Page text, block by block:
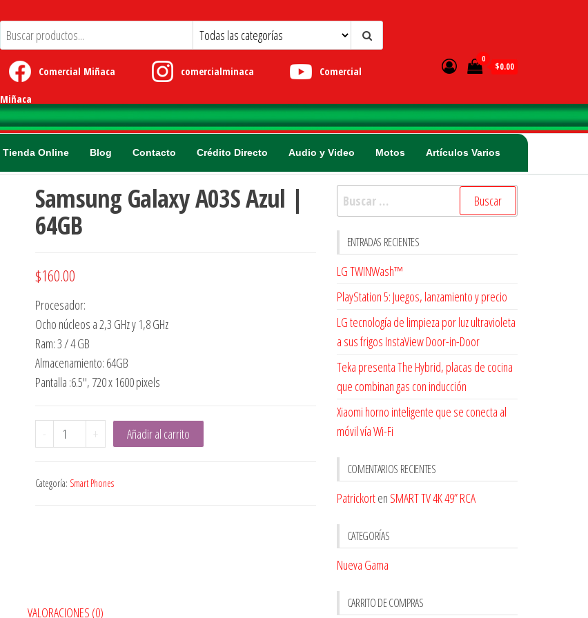
Comercial Miñaca comercialminaca Comercial
Miñaca
0
$0.00
Tienda Online Blog Contacto Crédito Directo Audio y Video Motos Artículos Varios
Samsung Galaxy A03S Azul |
64GB
$160.00
Procesador:
Ocho núcleos a 2,3 GHz y 1,8 GHz
Ram: 3 / 4 GB
Almacenamiento: 64GB
Pantalla :6.5″, 720 x 1600 pixels
-
Samsung
Galaxy
Azul
+ Añadir al carrito
Categoría: Smart Phones
VALORACIONES (0)
Buscar:
ENTRADAS RECIENTES
LG TWINWash™
PlayStation 5: Juegos, lanzamiento y precio
LG tecnología de limpieza por luz ultravioleta
a sus frigos InstaView Door-in-Door
Teka presenta The Hybrid, placas de cocina
que combinan gas con inducción
Xiaomi horno inteligente que se conecta al
móvil vía Wi-Fi
COMENTARIOS RECIENTES
Patrickorten SMART TV 4K 49” RCA
CATEGORÍAS
Nueva Gama
CARRITO DE COMPRAS